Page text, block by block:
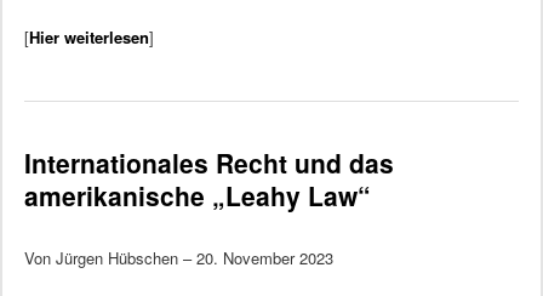
[Hier weiterlesen]
Internationales Recht und das
amerikanische „Leahy Law“
Von Jürgen Hübschen – 20. November 2023